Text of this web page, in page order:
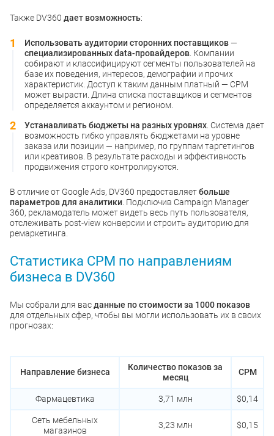
Также DV360 дает возможность:
Использовать аудитории сторонних поставщиков—
специализированных data-провайдеров . Компании
собирают и классифицируют сегменты пользователей на
базе их поведения, интересов, демографии и прочих
характеристик. Доступ к таким данным платный — CPM
может вырасти. Длина списка поставщиков и сегментов
определяется аккаунтом и регионом.
Устанавливать бюджеты на разных уровнях . Система дает
возможность гибко управлять бюджетами на уровне
заказа или позиции — например, по группам таргетингов
или креативов. В результате расходы и эффективность
продвижения строго контролируются.
В отличие от Google Ads, DV360 предоставляетбольше
параметров для аналитики . Подключив Campaign Manager
360, рекламодатель может видеть весь путь пользователя,
отслеживать post-view конверсии и строить аудиторию для
ремаркетинга.
Статистика CPM по направлениям
бизнеса в DV360
Мы собрали для васданные по стоимости за 1000 показов
для отдельных сфер, чтобы вы могли использовать их в своих
прогнозах:
Направление бизнеса
Количество показов за
месяц
CPM
Фармацевтика 3,71 млн $0,14
Сеть мебельных
магазинов
3,23 млн $0,15